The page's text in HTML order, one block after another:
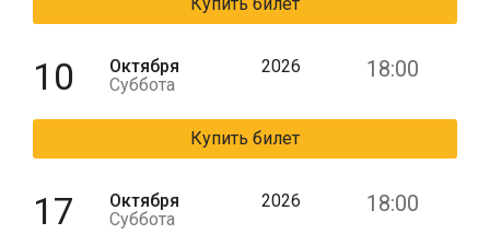
10
Октября
Суббота
2026 18:00
Купить билет
17
Октября
Суббота
2026 18:00